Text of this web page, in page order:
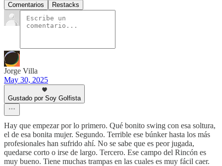
Comentarios Restacks
Jorge Villa
May 30, 2025
Gustado por Soy Golfista
Hay que empezar por lo primero. Qué bonito swing con esa soltura,
el de esa bonita mujer. Segundo. Terrible ese búnker hasta los más
profesionales han sufrido ahí. No se sabe que es peor jugada,
quedarse corto o irse de largo. Tercero. Ese campo del Rincón es
muy bueno. Tiene muchas trampas en las cuales es muy fácil caer.